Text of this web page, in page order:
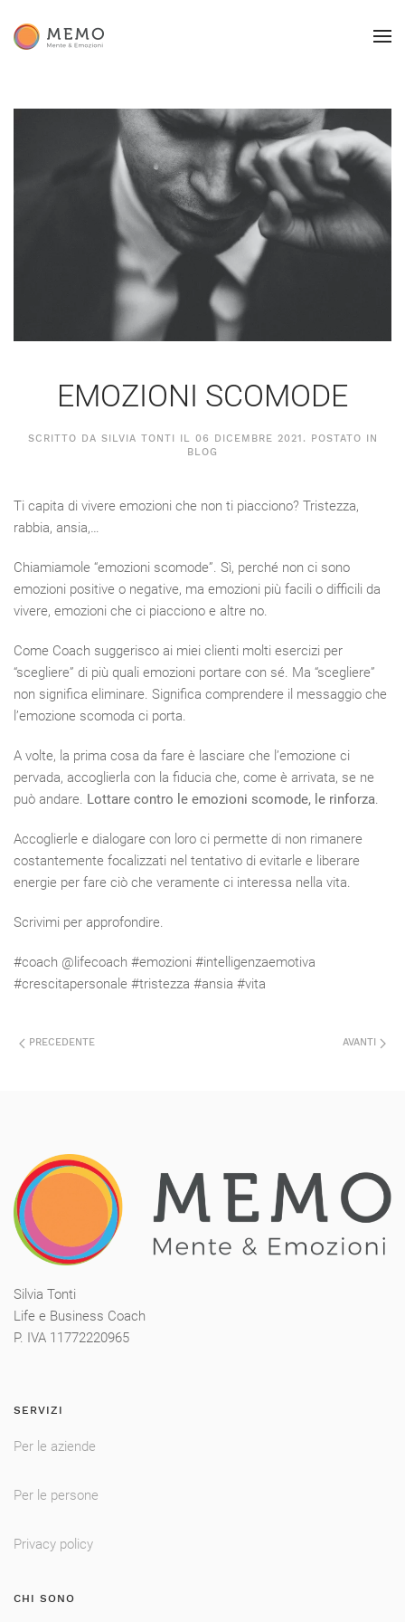
EMOZIONI SCOMODE
SCRITTO DA SILVIA TONTI IL 06 DICEMBRE 2021 . POSTATO IN
BLOG
Ti capita di vivere emozioni che non ti piacciono? Tristezza,
rabbia, ansia,…
Chiamiamole “emozioni scomode”. Sì, perché non ci sono
emozioni positive o negative, ma emozioni più facili o difficili da
vivere, emozioni che ci piacciono e altre no.
Come Coach suggerisco ai miei clienti molti esercizi per
“scegliere” di più quali emozioni portare con sé. Ma “scegliere”
non significa eliminare. Significa comprendere il messaggio che
l’emozione scomoda ci porta.
A volte, la prima cosa da fare è lasciare che l’emozione ci
pervada, accoglierla con la fiducia che, come è arrivata, se ne
può andare. Lottare contro le emozioni scomode, le rinforza.
Accoglierle e dialogare con loro ci permette di non rimanere
costantemente focalizzati nel tentativo di evitarle e liberare
energie per fare ciò che veramente ci interessa nella vita.
Scrivimi per approfondire.
#coach @lifecoach #emozioni #intelligenzaemotiva
#crescitapersonale #tristezza #ansia #vita
PRECEDENTE AVANTI
Silvia Tonti
Life e Business Coach
P. IVA 11772220965
SERVIZI
Per le aziende
Per le persone
Privacy policy
CHI SONO